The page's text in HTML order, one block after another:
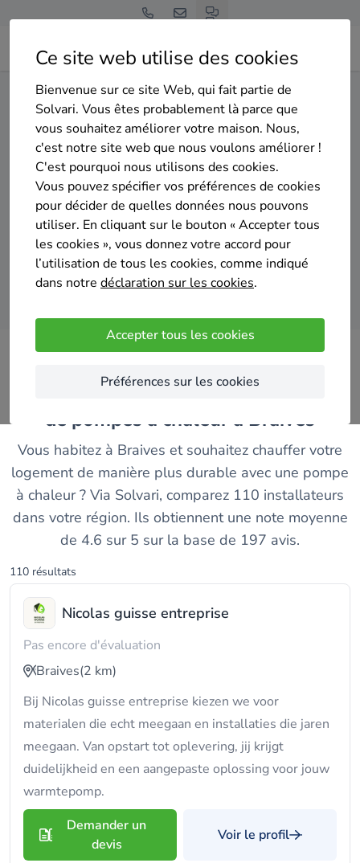
Ce site web utilise des cookies
Bienvenue sur ce site Web, qui fait partie de
Solvari. Vous êtes probablement là parce que
vous souhaitez améliorer votre maison. Nous,
c'est notre site web que nous voulons améliorer !
C'est pourquoi nous utilisons des cookies.
Vous pouvez spécifier vos préférences de cookies
pour décider de quelles données nous pouvons
utiliser. En cliquant sur le bouton « Accepter tous
les cookies », vous donnez votre accord pour
l’utilisation de tous les cookies, comme indiqué
dans notre déclaration sur les cookies.
Accepter tous les cookies
Préférences sur les cookies
Home Pompe à chaleur Liège Braives
Gratuit et sans engagement
Top 20 des installateurs de
pompes à chaleur à Braives
Comparer des devis
de pompes à chaleur à Braives
Vous habitez à Braives et souhaitez chauffer votre
logement de manière plus durable avec une pompe
à chaleur ? Via Solvari, comparez 110 installateurs
dans votre région. Ils obtiennent une note moyenne
de 4.6 sur 5 sur la base de 197 avis.
110 résultats
Nicolas guisse entreprise
Pas encore d'évaluation
Braives(2 km)
Bij Nicolas guisse entreprise kiezen we voor
materialen die echt meegaan en installaties die jaren
meegaan. Van opstart tot oplevering, jij krijgt
duidelijkheid en een aangepaste oplossing voor jouw
warmtepomp.
Demander un
devis
Voir le profil